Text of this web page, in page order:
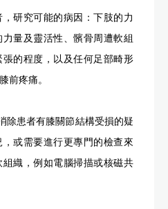
研究可能的病因：下肢的力
量及靈活性、髕骨周遭軟組
的程度，以及任何足部畸形
前疼痛。
除患者有膝關節結構受損的疑
或需要進行更專門的檢查來
織，例如電腦掃描或核磁共